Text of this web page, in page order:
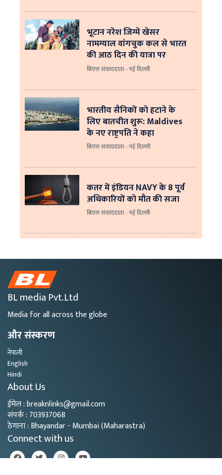
भूटान नरेश जिग्मे खेसर
नामग्याल वांगचुक कल से भारत
की आठ दिन की यात्रा पर
बिएल संवाददाता - नई दिल्ली
भारतीय सैनिकों को हटाने के
लिए बातचीत शुरू: Maldives
के नए राष्ट्रपति ने कहा
बिएल संवाददाता - नई दिल्‍ली
कतर में इंडियन NAVY के 8 पूर्व
अधिकारियों को मौत की सजा
बिएल संवाददाता - नई दिल्ली
BL media Pvt.Ltd
Media for all across the globe
और संस्करण
नेपाली
English
Hindi
About Us
ईमेल : breaknlinks@gmail.com
संपर्क : 703937068
ठेगाना : Bhayandar - Mumbai (Maharastra)
Connect with us